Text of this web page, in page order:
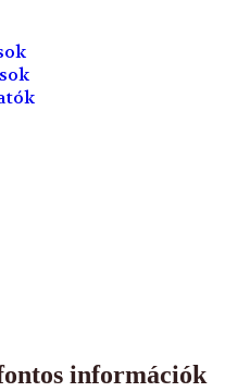
információk